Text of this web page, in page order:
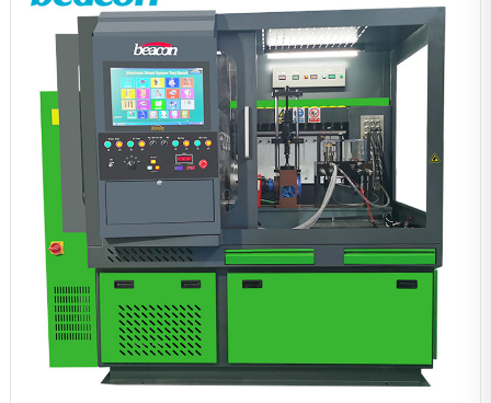
Accesorios de reparación
Adjunto
Ensayador
Otros bancos de pruebas
Máquina equilibradora
Productos de protección para automóviles
Equipo de diagnóstico
Rectificadora mandrinadora
Otros productos